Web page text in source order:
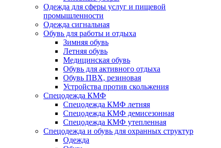
Одежда для сферы услуг и пищевой
промышленности
Одежда сигнальная
Обувь для работы и отдыха
Зимняя обувь
Летняя обувь
Медицинская обувь
Обувь для активного отдыха
Обувь ПВХ, резиновая
Устройства против скольжения
Спецодежда КМФ
Спецодежда КМФ летняя
Спецодежда КМФ демисезонная
Спецодежда КМФ утепленная
Спецодежда и обувь для охранных структур
Одежда